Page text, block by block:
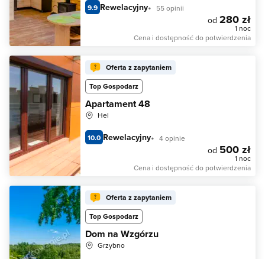
9.9 Rewelacyjny 55 opinii
od 280 zł
1 noc
Cena i dostępność do potwierdzenia
Oferta z zapytaniem
Top Gospodarz
Apartament 48
Hel
10.0 Rewelacyjny 4 opinie
od 500 zł
1 noc
Cena i dostępność do potwierdzenia
Oferta z zapytaniem
Top Gospodarz
Dom na Wzgórzu
Grzybno